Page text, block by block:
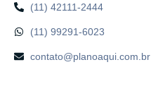
(11) 42111-2444
(11) 99291-6023
contato@planoaqui.com.br